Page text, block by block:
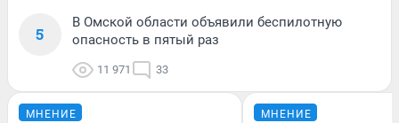
5
В Омской области объявили беспилотную
опасность в пятый раз
11 971 33
МНЕНИЕ МНЕНИЕ